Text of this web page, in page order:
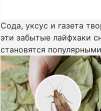
Сода, уксус и газета
эти забытые лайфхаки
становятся популярными